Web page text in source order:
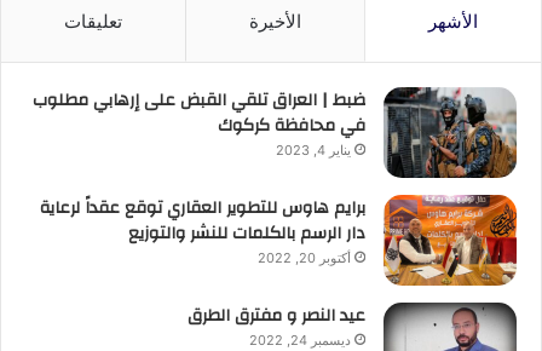
الأشهر الأخيرة تعليقات
ضبط | العراق تلقي القبض على إرهابي مطلوب
في محافظة كركوك
يناير 4, 2023
برايم هاوس للتطوير العقاري توقع عقداً لرعاية
دار الرسم بالكلمات للنشر والتوزيع
أكتوبر 20, 2022
عيد النصر و مفترق الطرق
ديسمبر 24, 2022